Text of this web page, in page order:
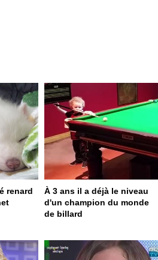
renard
À 3 ans il a déjà le niveau
d'un champion du monde
de billard